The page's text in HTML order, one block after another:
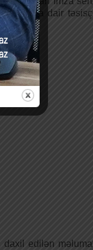
dair
daxil edilən